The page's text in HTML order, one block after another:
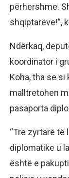
përhershme.
shqiptarëve!”,
Ndërkaq,
koordinator i
Koha, tha se
malltretohen
pasaporta
“Tre zyrtarë të
diplomatike u
është e